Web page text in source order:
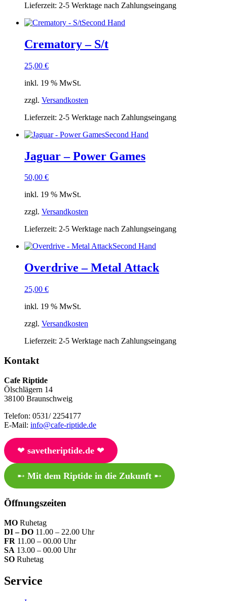
Lieferzeit: 2-5 Werktage nach Zahlungseingang
Second Hand
Crematory – S/t
25,00 €
inkl. 19 % MwSt.
zzgl. Versandkosten
Lieferzeit: 2-5 Werktage nach Zahlungseingang
Second Hand
Jaguar – Power Games
50,00 €
inkl. 19 % MwSt.
zzgl. Versandkosten
Lieferzeit: 2-5 Werktage nach Zahlungseingang
Second Hand
Overdrive – Metal Attack
25,00 €
inkl. 19 % MwSt.
zzgl. Versandkosten
Lieferzeit: 2-5 Werktage nach Zahlungseingang
Kontakt
Cafe Riptide
Ölschlägern 14
38100 Braunschweig
Telefon: 0531/ 2254177
E-Mail: info@cafe-riptide.de
❤︎ savetheriptide.de❤︎
➸ Mit dem Riptide in die Zukunft➸
Öffnungszeiten
MO Ruhetag
DI – DO 11.00 – 22.00 Uhr
FR 11.00 – 00.00 Uhr
SA 13.00 – 00.00 Uhr
SO Ruhetag
Service